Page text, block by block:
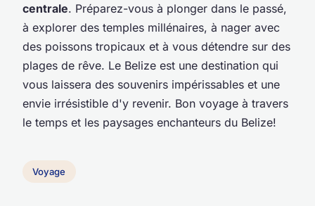
centrale. Préparez-vous à plonger dans le passé,
à explorer des temples millénaires, à nager avec
des poissons tropicaux et à vous détendre sur des
plages de rêve. Le Belize est une destination qui
vous laissera des souvenirs impérissables et une
envie irrésistible d'y revenir. Bon voyage à travers
le temps et les paysages enchanteurs du Belize!
Voyage